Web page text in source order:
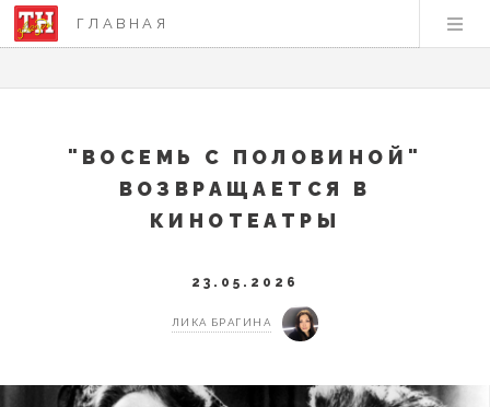
ГЛАВНАЯ
"ВОСЕМЬ С ПОЛОВИНОЙ"
ВОЗВРАЩАЕТСЯ В
КИНОТЕАТРЫ
23.05.2026
ЛИКА БРАГИНА